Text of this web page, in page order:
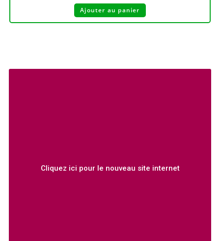
Ajouter au panier
Cliquez ici pour le nouveau site internet